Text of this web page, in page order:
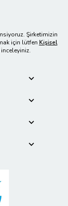
Şirketimizin
için lütfen Kişisel
inceleyiniz.